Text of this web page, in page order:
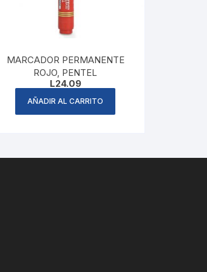
MARCADOR PERMANENTE
ROJO, PENTEL
L24.09
AÑADIR AL CARRITO